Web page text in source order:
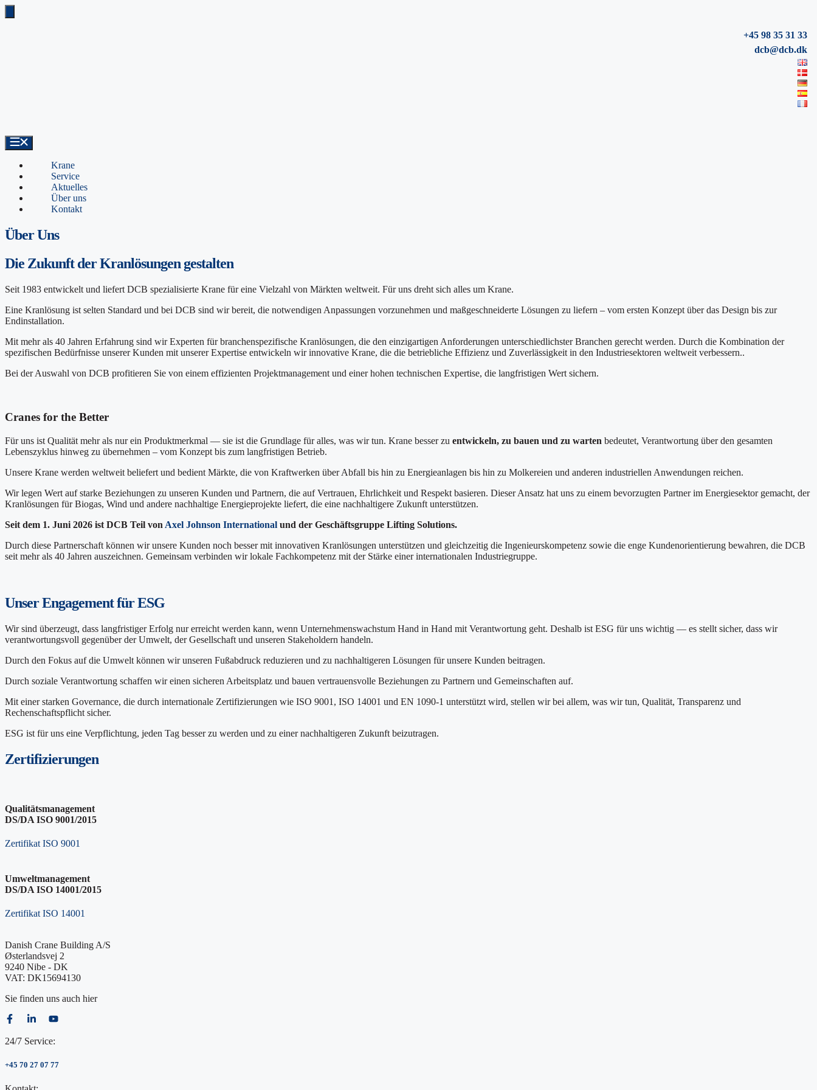
Zum
Inhalt
+45 98 35 31 33
dcb@dcb.dk
Krane
Service
Aktuelles
Über uns
Kontakt
Über Uns
Die Zukunft derKranlösungen gestalten
Seit 1983 entwickelt und liefert DCB spezialisierte Krane für eine Vielzahl von Märkten weltweit. Für uns dreht sich alles um Krane.
Eine Kranlösung ist selten Standard und bei DCB sind wir bereit, die notwendigen Anpassungen vorzunehmen und maßgeschneiderte Lösungen zu liefern – vom ersten Konzept über das Design bis zur
Endinstallation.
Mit mehr als 40 Jahren Erfahrung sind wir Experten für branchenspezifische Kranlösungen, die den einzigartigen Anforderungen unterschiedlichster Branchen gerecht werden. Durch die Kombination der
spezifischen Bedürfnisse unserer Kunden mit unserer Expertise entwickeln wir innovative Krane, die die betriebliche Effizienz und Zuverlässigkeit in den Industriesektoren weltweit verbessern..
Bei der Auswahl von DCB profitieren Sie von einem effizienten Projektmanagement und einer hohen technischen Expertise, die langfristigen Wert sichern.
Cranes for the Better
Für uns ist Qualität mehr als nur ein Produktmerkmal — sie ist die Grundlage für alles, was wir tun. Krane besser zu entwickeln, zu bauen und zu warten bedeutet, Verantwortung über den gesamten
Lebenszyklus hinweg zu übernehmen – vom Konzept bis zum langfristigen Betrieb.
Unsere Krane werden weltweit beliefert und bedient Märkte, die von Kraftwerken über Abfall bis hin zu Energieanlagen bis hin zu Molkereien und anderen industriellen Anwendungen reichen.
Wir legen Wert auf starke Beziehungen zu unseren Kunden und Partnern, die auf Vertrauen, Ehrlichkeit und Respekt basieren. Dieser Ansatz hat uns zu einem bevorzugten Partner im Energiesektor gemacht, der
Kranlösungen für Biogas, Wind und andere nachhaltige Energieprojekte liefert, die eine nachhaltigere Zukunft unterstützen.
Seit dem 1. Juni 2026 ist DCB Teil von Axel Johnson International und der Geschäftsgruppe Lifting Solutions.
Durch diese Partnerschaft können wir unsere Kunden noch besser mit innovativen Kranlösungen unterstützen und gleichzeitig die Ingenieurskompetenz sowie die enge Kundenorientierung bewahren, die DCB
seit mehr als 40 Jahren auszeichnen. Gemeinsam verbinden wir lokale Fachkompetenz mit der Stärke einer internationalen Industriegruppe.
UnserEngagementfürESG
Wir sind überzeugt, dass langfristiger Erfolg nur erreicht werden kann, wenn Unternehmenswachstum Hand in Hand mit Verantwortung geht. Deshalb ist ESG für uns wichtig — es stellt sicher, dass wir
verantwortungsvoll gegenüber der Umwelt, der Gesellschaft und unseren Stakeholdern handeln.
Durch den Fokus auf die Umwelt können wir unseren Fußabdruck reduzieren und zu nachhaltigeren Lösungen für unsere Kunden beitragen.
Durch soziale Verantwortung schaffen wir einen sicheren Arbeitsplatz und bauen vertrauensvolle Beziehungen zu Partnern und Gemeinschaften auf.
Mit einer starken Governance, die durch internationale Zertifizierungen wie ISO 9001, ISO 14001 und EN 1090-1 unterstützt wird, stellen wir bei allem, was wir tun, Qualität, Transparenz und
Rechenschaftspflicht sicher.
ESG ist für uns eine Verpflichtung, jeden Tag besser zu werden und zu einer nachhaltigeren Zukunft beizutragen.
Zertifizierungen
Qualitätsmanagement
DS/DA ISO 9001/2015
Zertifikat ISO 9001
Umweltmanagement
DS/DA ISO 14001/2015
Zertifikat ISO 14001
Danish Crane Building A/S
Østerlandsvej 2
9240 Nibe - DK
VAT: DK15694130
Sie finden uns auch hier
24/7 Service:
+45 70 27 07 77